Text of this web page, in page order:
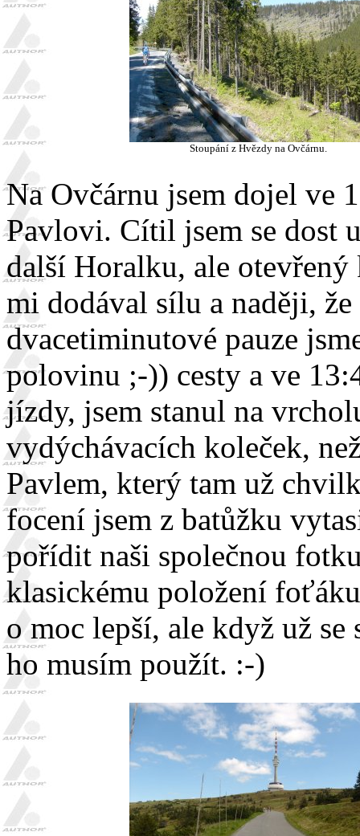
Stoupání z Hvězdy na Ovčárnu.
Na Ovčárnu jsem dojel ve
Pavlovi. Cítil jsem se dost
další Horalku, ale
mi dodával sílu a naději,
dvacetiminutové pauze
polovinu ;-)) cesty a ve
jízdy, jsem stanul na
vydýchávacích koleček,
Pavlem, který tam už
focení jsem z batůžku
pořídit naši společnou
klasickému položení
o moc lepší, ale když už
ho musím použít. :-)